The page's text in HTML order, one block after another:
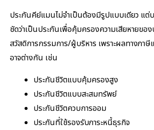
ประกันคีย์แมนไม่จำเป็นต้องมีรูปแบบเดียว แต่
ชัดว่าเป็นประกันเพื่อคุ้มครองความเสียหายขอ
สวัสดิการกรรมการ/ผู้บริหาร เพราะผลทางภาษี
อาจต่างกัน เช่น
ประกันชีวิตแบบคุ้มครองสูง
ประกันชีวิตแบบสะสมทรัพย์
ประกันชีวิตควบการออม
ประกันที่ใช้รองรับภาระหนี้ธุรกิจ